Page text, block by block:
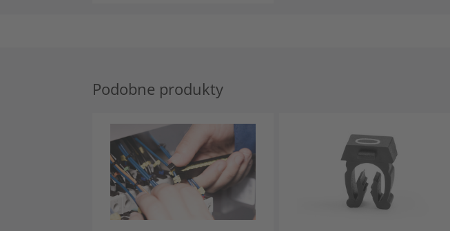
Podobne produkty